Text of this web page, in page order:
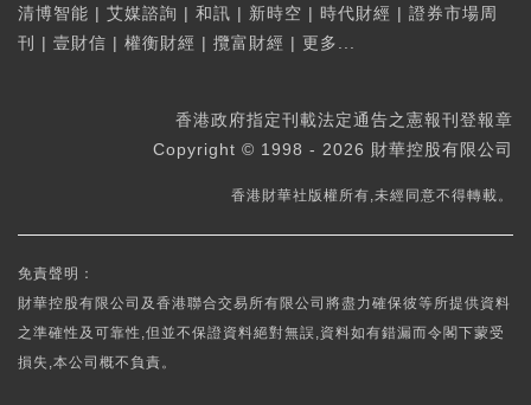
清博智能 | 艾媒諮詢 | 和訊 | 新時空 | 時代財經 | 證券市場周
刊
| 壹財信 | 權衡財經 | 攬富財經 | 更多...
香港政府指定刊載法定通告之憲報刊登報章
Copyright © 1998 - 2026 財華控股有限公司
香港財華社版權所有,未經同意不得轉載。
免責聲明：
財華控股有限公司及香港聯合交易所有限公司將盡力確保彼等所提供資料
之準確性及可靠性,但並不保證資料絕對無誤,資料如有錯漏而令閣下蒙受
損失,本公司概不負責。